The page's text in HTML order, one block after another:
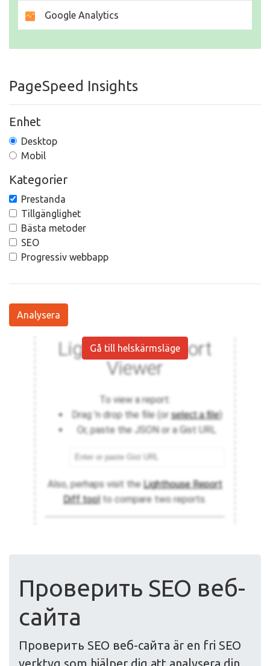
Google Analytics
PageSpeed Insights
Enhet
Desktop
Mobil
Kategorier
Prestanda
Tillgänglighet
Bästa metoder
SEO
Progressiv webbapp
Analysera
Gå till helskärmsläge
Проверить SEO веб-
сайта
Проверить SEO веб-сайта är en fri SEO
verktyg som hjälper dig att analysera din